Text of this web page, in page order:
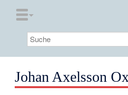
Johan Axelsson